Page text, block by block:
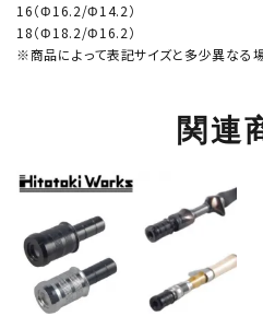
16（Φ16.2/Φ14.2）
18（Φ18.2/Φ16.2）
※商品によって表記サイズと多少異なる場
関連